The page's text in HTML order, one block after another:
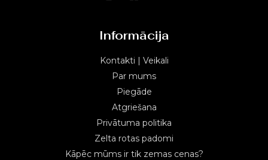
Informācija
Kontakti | Veikali
Par mums
Piegāde
Atgriešana
Privātuma politika
Zelta rotas padomi
Kāpēc mūms ir tik zemas cenas?